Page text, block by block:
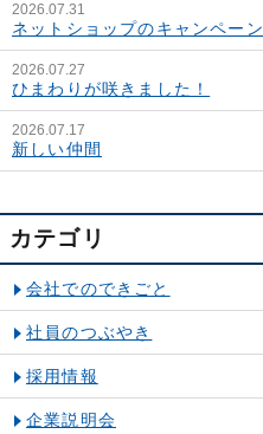
2026.07.31
ネットショップのキャンペーン
2026.07.27
ひまわりが咲きました！
2026.07.17
新しい仲間
カテゴリ
会社でのできごと
社員のつぶやき
採用情報
企業説明会